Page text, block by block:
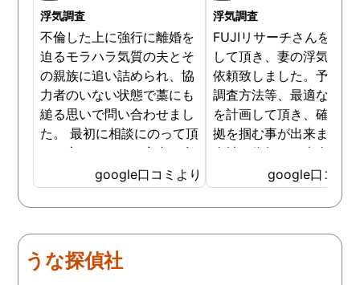
浮気調査
不倫した上に強行に離婚を
迫るモラハラ気質の夫とそ
の親族に追い詰められ、協
力者のいない状態で藁にも
縋る思いで問い合わせまし
た。 最初に相談にのって頂
いた方も、とても率直に意
見を言っていただき、また
費用面も正直に答えていた
だき、私の望む結果を得る
言えないですが、それでも
少しでも低く抑えるアドバ
google口コミより
浮気調査
FUJIリサーチさんをご紹
して頂き、妻の浮気調査
依頼致しました。予算か
調査方法等、最適なやり
を計画して頂き、確実な
拠を掴む事が出来ました
当社に依頼して本当に良
ったと実感しております
依頼中にはいろいろな相
も聞いて頂き、救われる
謝しております。 私と
google口コミ
うな探偵社